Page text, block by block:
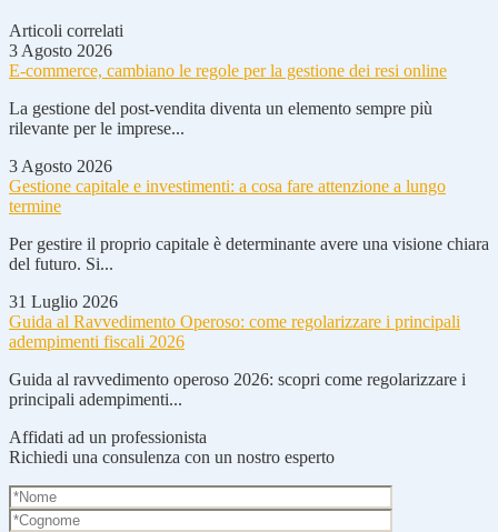
Articoli correlati
3 Agosto 2026
E-commerce, cambiano le regole per la gestione dei resi online
La gestione del post-vendita diventa un elemento sempre più
rilevante per le imprese...
3 Agosto 2026
Gestione capitale e investimenti: a cosa fare attenzione a lungo
termine
Per gestire il proprio capitale è determinante avere una visione chiara
del futuro. Si...
31 Luglio 2026
Guida al Ravvedimento Operoso: come regolarizzare i principali
adempimenti fiscali 2026
Guida al ravvedimento operoso 2026: scopri come regolarizzare i
principali adempimenti...
Affidati ad un professionista
Richiedi una consulenza con un nostro esperto